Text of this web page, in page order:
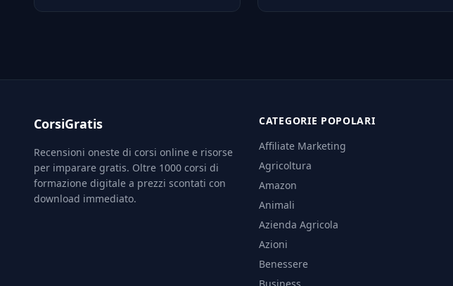
CorsiGratis
Recensioni oneste di corsi online e risorse
per imparare gratis. Oltre 1000 corsi di
formazione digitale a prezzi scontati con
download immediato.
CATEGORIE POPOLARI
Affiliate Marketing
Agricoltura
Amazon
Animali
Azienda Agricola
Azioni
Benessere